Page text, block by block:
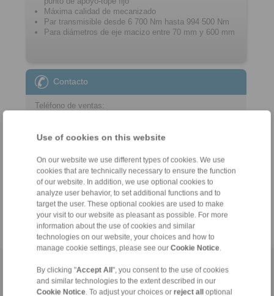
Use of cookies on this website
On our website we use different types of cookies. We use
cookies that are technically necessary to ensure the function
of our website. In addition, we use optional cookies to
analyze user behavior, to set additional functions and to
target the user. These optional cookies are used to make
your visit to our website as pleasant as possible. For more
information about the use of cookies and similar
technologies on our website, your choices and how to
manage cookie settings, please see our Cookie Notice
By clicking "Accept All", you consent to the use of cookies
and similar technologies to the extent described in our
Cookie Notice . To adjust your choices or reject alloptional
Máxima calidad de mecanizado
Par transmisible desde 6 700 Nm hasta 994 500 Nm
Para diámetros de eje macizo entre 70 mm y 600 mm
Contacto
Teléfono de ventas:
info@ringspann.es
Consultas técnicas:
+34 945 22 77 50
info@ringspann.es
Página inicial|Formulario de contacto|Impreso|Protección de datos
personales|Condiciones de entrega y pago| Acceso